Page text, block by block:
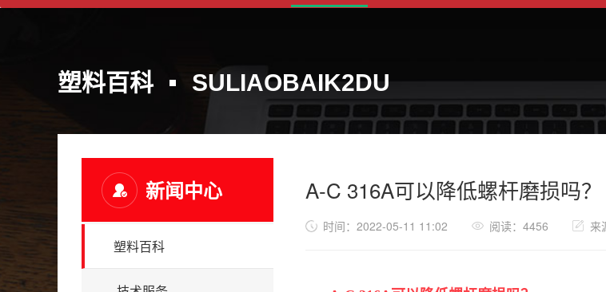
塑料百科 SULIAOBAIK2DU
新闻中心
塑料百科
A-C 316A可以降低螺杆磨损吗？
时间：2022-05-11 11:02 阅读：4456 来